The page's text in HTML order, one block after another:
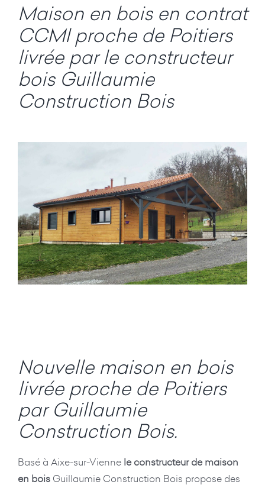
Maison en bois en contrat
CCMI proche de Poitiers
livrée par le constructeur
bois Guillaumie
Construction Bois
Nouvelle maison en bois
livrée proche de Poitiers
par Guillaumie
Construction Bois.
Basé à Aixe-sur-Vienne le constructeur de maison
en boisGuillaumie Construction Bois propose des